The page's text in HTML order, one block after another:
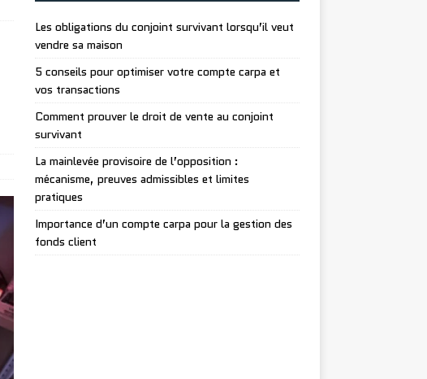
Les obligations du conjoint survivant lorsqu’il veut
vendre sa maison
5 conseils pour optimiser votre compte carpa et
vos transactions
Comment prouver le droit de vente au conjoint
survivant
La mainlevée provisoire de l’opposition :
mécanisme, preuves admissibles et limites
pratiques
Importance d’un compte carpa pour la gestion des
fonds client